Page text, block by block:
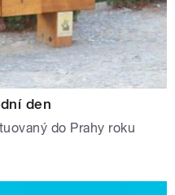
den
do Prahy roku